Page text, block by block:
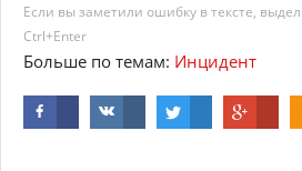
Если вы заметили ошибку в тексте,
Ctrl+Enter
Больше по темам: Инцидент